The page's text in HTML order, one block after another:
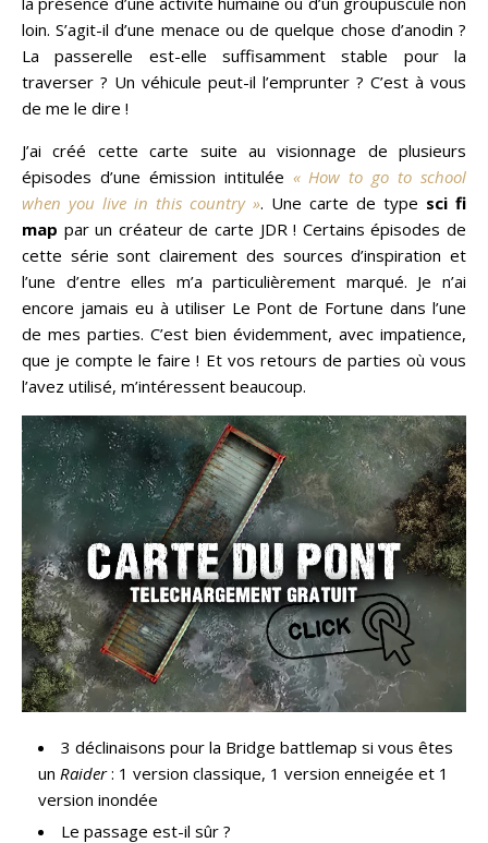
loin. S’agit-il d’une menace ou de quelque chose d’anodin ?
La passerelle est-elle suffisamment stable pour la
traverser ? Un véhicule peut-il l’emprunter ? C’est à vous
de me le dire !
J’ai créé cette carte suite au visionnage de plusieurs
épisodes d’une émission intitulée « How to go to school
when you live in this country ». Une carte de type sci fi
map par un créateur de carte JDR ! Certains épisodes de
cette série sont clairement des sources d’inspiration et
l’une d’entre elles m’a particulièrement marqué. Je n’ai
encore jamais eu à utiliser Le Pont de Fortune dans l’une
de mes parties. C’est bien évidemment, avec impatience,
que je compte le faire ! Et vos retours de parties où vous
l’avez utilisé, m’intéressent beaucoup.
3 déclinaisons pour la Bridge battlemap si vous êtes
un Raider: 1 version classique, 1 version enneigée et 1
version inondée
Le passage est-il sûr ?